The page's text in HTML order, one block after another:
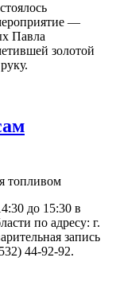
—
Павла
золотой
до 15:30 в
по адресу: г.
запись
44-92-92.